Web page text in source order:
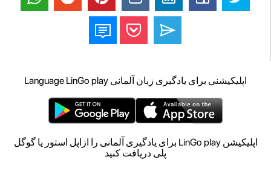
اپلیکیشنی برای یادگیری زبان آلمانی Language LinGo play
اپلیکیشن LinGo play برای یادگیری آلمانی را ازاپل استور یا گوگل
پلی دریافت کنید